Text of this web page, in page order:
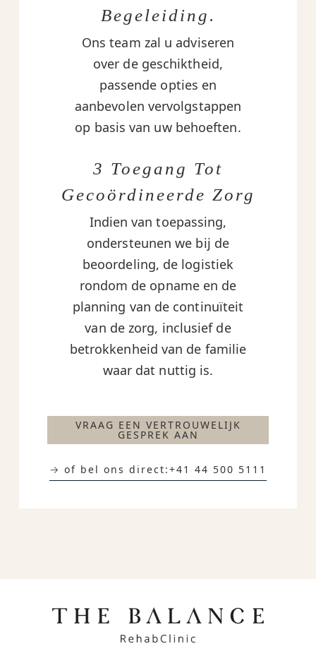
Begeleiding.
Ons team zal u adviseren
over de geschiktheid,
passende opties en
aanbevolen vervolgstappen
op basis van uw behoeften.
3 Toegang Tot
Gecoördineerde Zorg
Indien van toepassing,
ondersteunen we bij de
beoordeling, de logistiek
rondom de opname en de
planning van de continuïteit
van de zorg, inclusief de
betrokkenheid van de familie
waar dat nuttig is.
VRAAG EEN VERTROUWELIJK
GESPREK AAN
→ of bel ons direct:+41 44 500 5111